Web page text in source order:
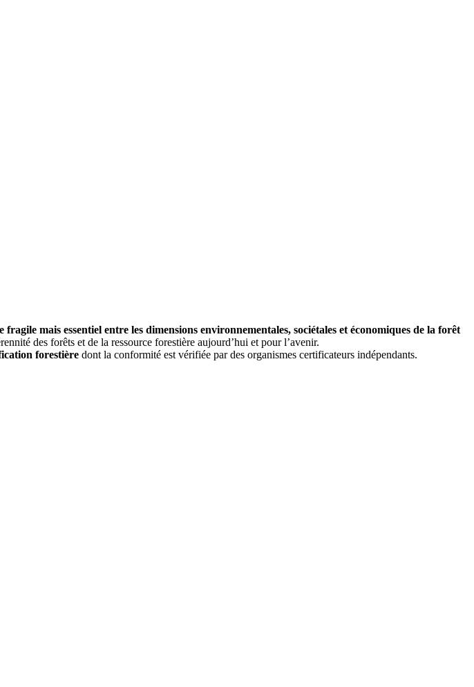
mais essentiel entre les dimensions environnementales, sociétales et économiques de la forêt
des forêts et de la ressource forestière aujourd’hui et pour l’avenir.
forestièredont la conformité est vérifiée par des organismes certificateurs indépendants.